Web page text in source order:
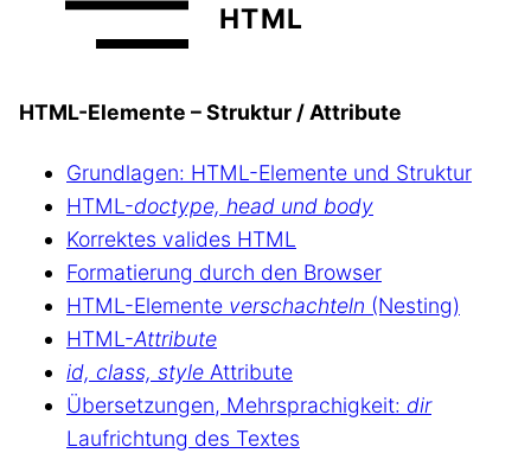
HTML
HTML-Elemente – Struktur / Attribute
Grundlagen: HTML-Elemente und Struktur
HTML-doctype, head und body
Korrektes valides HTML
Formatierung durch den Browser
HTML-Elemente verschachteln (Nesting)
HTML-Attribute
id, class, style Attribute
Übersetzungen, Mehrsprachigkeit: dir
Laufrichtung des Textes